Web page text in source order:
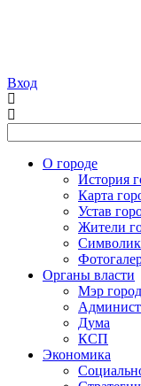
Вход
О городе
История
Карта
Устав
Жители
Органы власти
Мэр
Дума
КСП
Экономика